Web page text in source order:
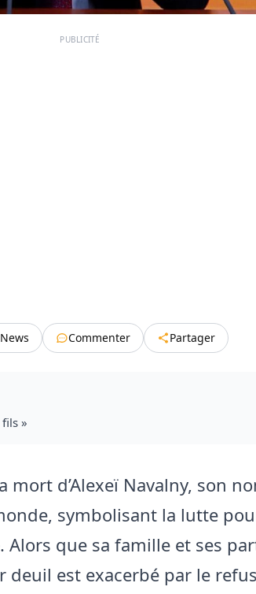
PUBLICITÉ
Commenter Partager
»
mort d’Alexeï Navalny, son
symbolisant la lutte
Alors que sa famille et ses
deuil est exacerbé par le